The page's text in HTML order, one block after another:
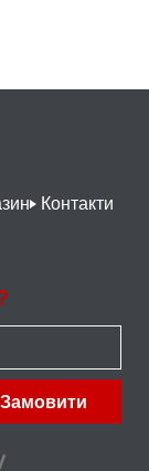
Контакти
Замовити